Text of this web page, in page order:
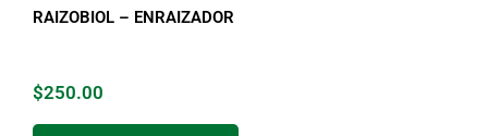
RAIZOBIOL – ENRAIZADOR
$250.00